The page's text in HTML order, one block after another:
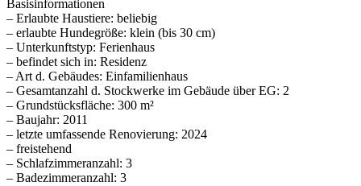
Basisinformationen
– Erlaubte Haustiere: beliebig
– erlaubte Hundegröße: klein (bis 30 cm)
– Unterkunftstyp: Ferienhaus
– befindet sich in: Residenz
– Art d. Gebäudes: Einfamilienhaus
– Gesamtanzahl d. Stockwerke im Gebäude über EG: 2
– Grundstücksfläche: 300 m²
– Baujahr: 2011
– letzte umfassende Renovierung: 2024
– freistehend
– Schlafzimmeranzahl: 3
– Badezimmeranzahl: 3